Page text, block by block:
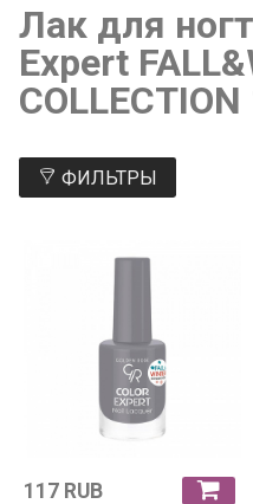
Лак для
Expert
ФИЛЬТРЫ
117 RUB